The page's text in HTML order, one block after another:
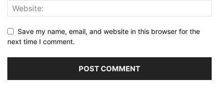
Save my name, email, and website in this browser for the
next time I comment.